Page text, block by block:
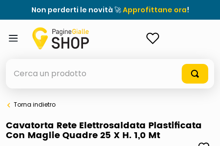
Non perderti le novità 🚀Approfittane ora!
elenchi telefonici
orologio parete
Torna indietro
Cavatorta Rete Elettrosaldata Plastificata
Con Maglie Quadre 25 X H. 1,0 Mt